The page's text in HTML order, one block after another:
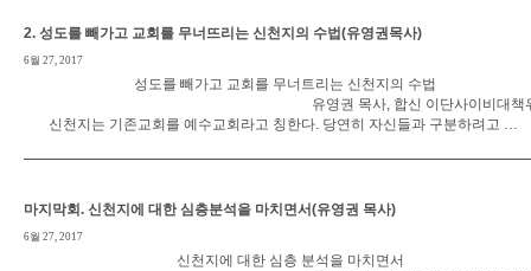
2. 성도를 빼가고 교회를 무너뜨리는 신천지의 수법(유영권목사)
6월 27, 2017
성도를 빼가고 교회를 무너트리는 신천지의 수법
유영권 목사, 합신 이단사이비대책위
신천지는 기존교회를 예수교회라고 칭한다. 당연히 자신들과 구분하려고 …
마지막회. 신천지에 대한 심층분석을 마치면서(유영권 목사)
6월 27, 2017
신천지에 대한 심층 분석을 마치면서